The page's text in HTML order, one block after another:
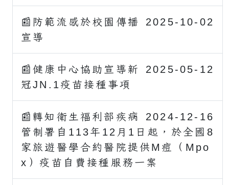
2025-10-02
📰防範流感於校園傳播
宣導
2025-05-12
📰健康中心協助宣導新
冠JN.1疫苗接種事項
2024-12-16
📰轉知衛生福利部疾病
管制署自113年12月1日起，於全國8
家旅遊醫學合約醫院提供M痘（Mpo
x）疫苗自費接種服務一案